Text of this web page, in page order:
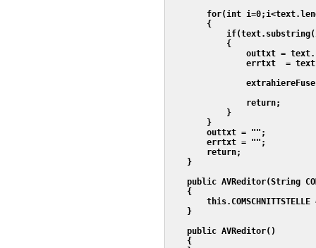
for(int
        {
            {
outtxt =
errtxt  =
                return;
            }
        }
        outtxt = "";
        errtxt = "";
        return;
    }
public AVReditor(String
    {
this.COMSCHNITTSTELLE
    }
    public AVReditor()
    {